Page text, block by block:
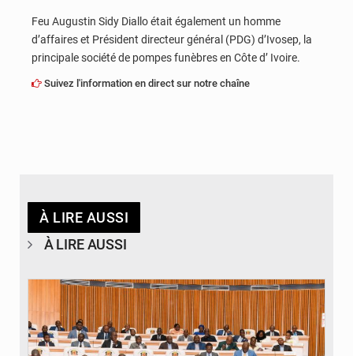
Feu Augustin Sidy Diallo était également un homme
d’affaires et Président directeur général (PDG) d’Ivosep, la
principale société de pompes funèbres en Côte d’ Ivoire.
Suivez l'information en direct sur notre chaîne
À LIRE AUSSI
À LIRE AUSSI